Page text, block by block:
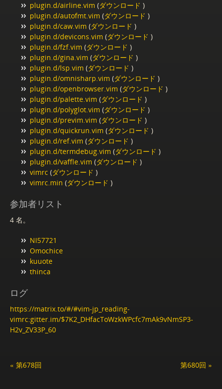
plugin.d/airline.vim (ダウンロード )
plugin.d/autofmt.vim (ダウンロード )
plugin.d/caw.vim (ダウンロード )
plugin.d/devicons.vim (ダウンロード )
plugin.d/fzf.vim (ダウンロード )
plugin.d/gina.vim (ダウンロード )
plugin.d/lsp.vim (ダウンロード )
plugin.d/omnisharp.vim (ダウンロード )
plugin.d/openbrowser.vim (ダウンロード )
plugin.d/palette.vim (ダウンロード )
plugin.d/polyglot.vim (ダウンロード )
plugin.d/previm.vim (ダウンロード )
plugin.d/quickrun.vim (ダウンロード )
plugin.d/ref.vim (ダウンロード )
plugin.d/termdebug.vim (ダウンロード )
plugin.d/vaffle.vim (ダウンロード )
vimrc (ダウンロード )
vimrc.min (ダウンロード )
参加者リスト
4 名。
NI57721
Omochice
kuuote
thinca
ログ
https://matrix.to/#/#vim-jp_reading-
vimrc:gitter.im/$7K2_DHfacToWzkWPcfc7mAk9vNmSP3-
H2v_ZV33P_60
« 第678回 第680回 »